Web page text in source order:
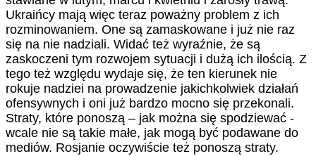
Ukraińcy mają więc teraz poważny problem z ich
rozminowaniem. One są zamaskowane i już nie raz
się na nie nadziali. Widać też wyraźnie, że są
zaskoczeni tym rozwojem sytuacji i dużą ich ilością. Z
tego też względu wydaje się, że ten kierunek nie
rokuje nadziei na prowadzenie jakichkolwiek działań
ofensywnych i oni już bardzo mocno się przekonali.
Straty, które ponoszą – jak można się spodziewać -
wcale nie są takie małe, jak mogą być podawane do
mediów. Rosjanie oczywiście też ponoszą straty.